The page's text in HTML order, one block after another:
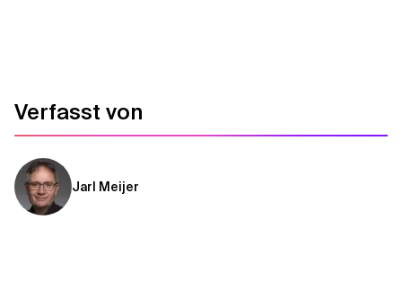
Verfasst von
Jarl Meijer